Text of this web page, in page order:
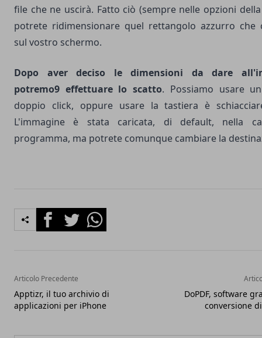
file che ne uscirà. Fatto ciò (sempre nelle opzioni
potrete ridimensionare quel rettangolo azzurro che
sul vostro schermo.
Dopo aver deciso le dimensioni da dare
potremo9 effettuare lo scatto. Possiamo usare
doppio click, oppure usare la tastiera è
L'immagine è stata caricata, di default, nella
programma, ma potrete comunque cambiare la
FacebookTwitterWhatsapp
Articolo Precedente
Apptizr, il tuo archivio di
applicazioni per iPhone
DoPDF, software
conversione